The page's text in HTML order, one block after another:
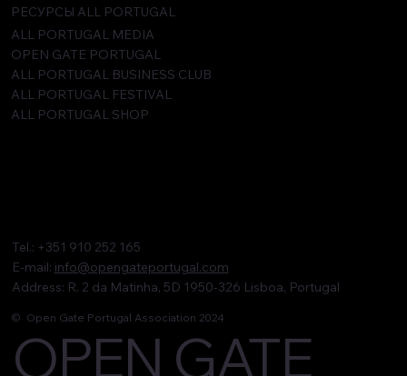
РЕСУРСЫ ALL PORTUGAL
ALL PORTUGAL MEDIA
OPEN GATE PORTUGAL
ALL PORTUGAL BUSINESS CLUB
ALL PORTUGAL FESTIVAL
ALL PORTUGAL SHOP
Tel.: +351 910 252 165
E-mail: info@opengateportugal.com
Address: R. 2 da Matinha, 5D 1950-326 Lisboa, Portugal
© Open Gate Portugal Association 2024
OPEN GATE